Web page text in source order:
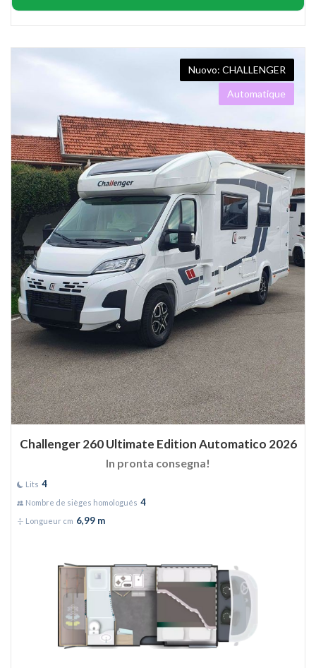
CHALLENGER
Automatique
Challenger 260 Ultimate Edition Automatico 2026
In pronta consegna!
Lits 4
Nombre de sièges homologués 4
Longueur cm 6,99 m